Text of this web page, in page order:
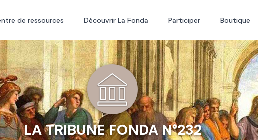
de ressources Découvrir La Fonda Participer Boutique
LA TRIBUNE FONDA N°232